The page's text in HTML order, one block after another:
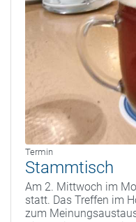
Termin
Stammtisch
Am 2. Mittwoch im
statt. Das Treffen im
zum